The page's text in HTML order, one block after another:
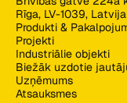
Rīga, LV-1039, Latvija
Produkti &
Projekti
Industriālie objekti
Biežāk uzdotie
Uzņēmums
Atsauksmes